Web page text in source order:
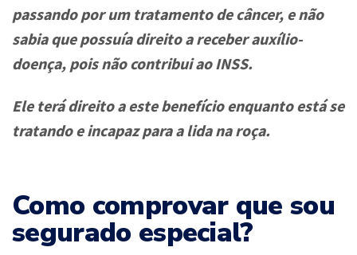
passando por um tratamento de câncer, e não
sabia que possuía direito a receber auxílio-
doença, pois não contribui ao INSS.
Ele terá direito a este benefício enquanto está se
tratando e incapaz para a lida na roça.
Como comprovar que sou
segurado especial?